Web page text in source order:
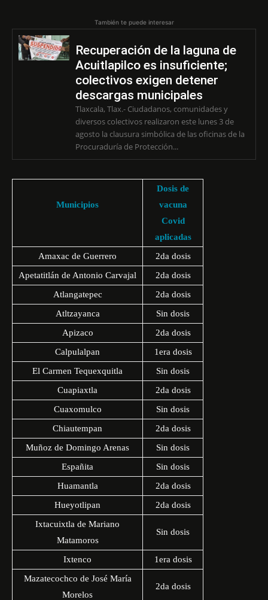
También te puede interesar
Recuperación de la laguna de
Acuitlapilco es insuficiente;
colectivos exigen detener
descargas municipales
Tlaxcala, Tlax.- Ciudadanos, comunidades y
diversos colectivos realizaron este lunes 3 de
agosto la clausura simbólica de las oficinas de la
Procuraduría de Protección...
Municipios
Dosis de
vacuna
Covid
aplicadas
Amaxac de Guerrero
2da dosis
Apetatitlán de Antonio Carvajal
2da dosis
Atlangatepec
2da dosis
Atltzayanca
Sin dosis
Apizaco
2da dosis
Calpulalpan
1era dosis
El Carmen Tequexquitla
Sin dosis
Cuapiaxtla
2da dosis
Cuaxomulco
Sin dosis
Chiautempan
2da dosis
Muñoz de Domingo Arenas
Sin dosis
Españita
Sin dosis
Huamantla
2da dosis
Hueyotlipan
2da dosis
Ixtacuixtla de Mariano
Matamoros
Sin dosis
Ixtenco
1era dosis
Mazatecochco de José María
Morelos
2da dosis